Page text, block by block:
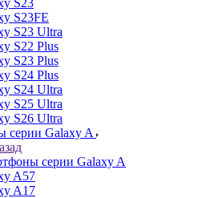
S23
S23FE
S23 Ultra
S22 Plus
S23 Plus
S24 Plus
S24 Ultra
S25 Ultra
S26 Ultra
серии Galaxy A
серии Galaxy A
A57
A17